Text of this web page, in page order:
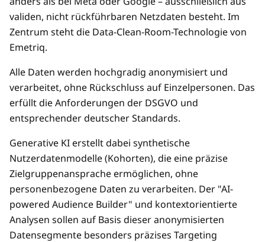
validen, nicht rückführbaren Netzdaten besteht. Im
Zentrum steht die Data-Clean-Room-Technologie von
Emetriq.
Alle Daten werden hochgradig anonymisiert und
verarbeitet, ohne Rückschluss auf Einzelpersonen. Das
erfüllt die Anforderungen der DSGVO und
entsprechender deutscher Standards.
Generative KI erstellt dabei synthetische
Nutzerdatenmodelle (Kohorten), die eine präzise
Zielgruppenansprache ermöglichen, ohne
personenbezogene Daten zu verarbeiten. Der "AI-
powered Audience Builder" und kontextorientierte
Analysen sollen auf Basis dieser anonymisierten
Datensegmente besonders präzises Targeting